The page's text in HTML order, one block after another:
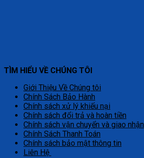
TÌM HIỂU VỀ CHÚNG TÔI
Giới Thiệu Về Chúng tôi
Chính Sách Bảo Hành
Chính sách xử lý khiếu nại
Chính sách đổi trả và hoàn tiền
Chính sách vận chuyển và giao nhận
Chính Sách Thanh Toán
Chính sách bảo mật thông tin
Liên Hệ